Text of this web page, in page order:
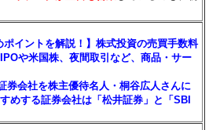
イントを解説！】株式投資の売買手数料
や米国株、夜間取引など、商品・サー
会社を株主優待名人・桐谷広人さんに
めする証券会社は「松井証券」と「SBI